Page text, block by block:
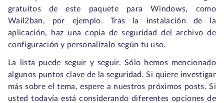
gratuitos de este paquete para Windows, como
Wail2ban, por ejemplo. Tras la instalación de la
aplicación, haz una copia de seguridad del archivo de
configuración y personalízalo según tu uso.
La lista puede seguir y seguir. Sólo hemos mencionado
algunos puntos clave de la seguridad. Si quiere investigar
más sobre el tema, espere a nuestros próximos posts. Si
usted todavía está considerando diferentes opciones de